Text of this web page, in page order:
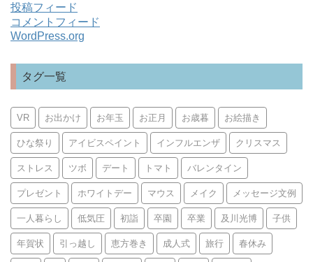
投稿フィード
コメントフィード
WordPress.org
タグ一覧
VR お出かけ お年玉 お正月 お歳暮 お絵描き
ひな祭り アイビスペイント インフルエンザ クリスマス
ストレス ツボ デート トマト バレンタイン
プレゼント ホワイトデー マウス メイク メッセージ文例
一人暮らし 低気圧 初詣 卒園 卒業 及川光博 子供
年賀状 引っ越し 恵方巻き 成人式 旅行 春休み